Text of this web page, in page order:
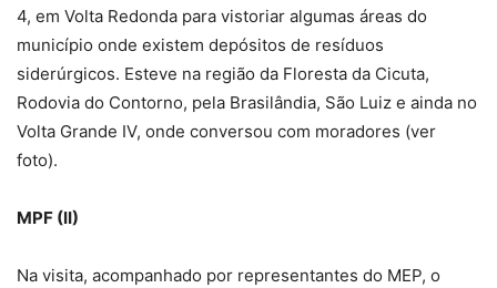
4, em Volta Redonda para vistoriar algumas áreas do
município onde existem depósitos de resíduos
siderúrgicos. Esteve na região da Floresta da Cicuta,
Rodovia do Contorno, pela Brasilândia, São Luiz e ainda no
Volta Grande IV, onde conversou com moradores (ver
foto).
MPF (II)
Na visita, acompanhado por representantes do MEP, o